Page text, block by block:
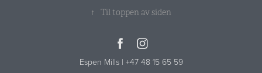
↑ Til toppen av siden
Espen Mills | +47 48 15 65 59